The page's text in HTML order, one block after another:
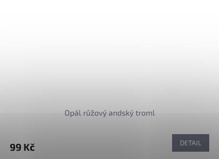
Opál růžový andský troml
99 Kč DETAIL